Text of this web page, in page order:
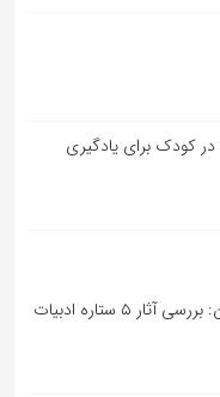
برجسته‌ترین شاعران نامی ایران: بررسی آثار ۵ ستاره ادبیات